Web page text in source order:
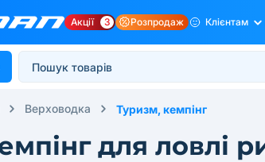
Акції 3 Розпродаж Клієнтам
Верховодка Туризм, кемпінг
для ловлі